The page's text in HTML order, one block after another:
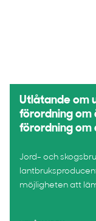
Utlåtande om
förordning om
förordning om
Jord- och
möjligheten att